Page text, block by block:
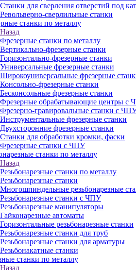
Станки для сверления отверстий под
Револьверно-сверлильные станки
станки по металлу
Назад
Фрезерные станки по металлу
Вертикально-фрезерные станки
Горизонтально-фрезерные станки
Универсальные фрезерные станки
Широкоуниверсальные фрезерные
Консольно-фрезерные станки
Бесконсольные фрезерные станки
Фрезерные обрабатывающие центры с
Фрезерно-гравировальные станки с
Инструментальные фрезерные станки
Двухсторонние фрезерные станки
Станки для обработки кромки, фаски
Фрезерные станки с ЧПУ
станки по металлу
Назад
Резьбонарезные станки по металлу
Резьбонарезные станки
Многошпиндельные резьбонарезные
Резьбонарезные станки с ЧПУ
Резьбонарезные манипуляторы
Гайконарезные автоматы
Горизонтальные резьбонарезные станки
Резьбонарезные станки для труб
Резьбонарезные станки для арматуры
Резьбонакатные станки
станки по металлу
Назад